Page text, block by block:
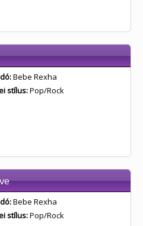
Bebe Rexha
stílus:Pop/Rock
Bebe Rexha
stílus:Pop/Rock